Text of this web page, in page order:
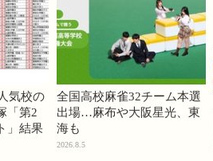
気校の
「第2
」結果
全国高校麻雀32チーム本選
出場…麻布や大阪星光、東
海も
2026.8.5